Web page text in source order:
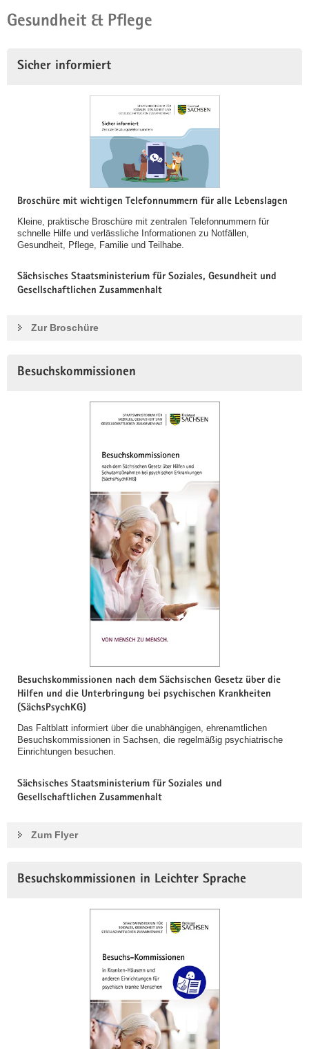
Gesundheit & Pflege
Sicher informiert
Broschüre mit wichtigen Telefonnummern für alle Lebenslagen
Kleine, praktische Broschüre mit zentralen Telefonnummern für
schnelle Hilfe und verlässliche Informationen zu Notfällen,
Gesundheit, Pflege, Familie und Teilhabe.
Sächsisches Staatsministerium für Soziales, Gesundheit und
Gesellschaftlichen Zusammenhalt
Zur Broschüre
Besuchskommissionen
Besuchskommissionen nach dem Sächsischen Gesetz über die
Hilfen und die Unterbringung bei psychischen Krankheiten
(SächsPsychKG)
Das Faltblatt informiert über die unabhängigen, ehrenamtlichen
Besuchskommissionen in Sachsen, die regelmäßig psychiatrische
Einrichtungen besuchen.
Sächsisches Staatsministerium für Soziales und
Gesellschaftlichen Zusammenhalt
Zum Flyer
Besuchskommissionen in Leichter Sprache